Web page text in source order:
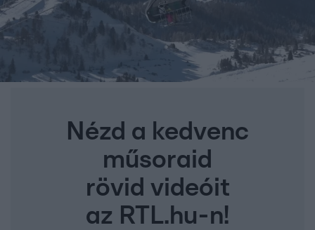
Nézd a kedvenc
műsoraid
rövid videóit
az RTL.hu-n!